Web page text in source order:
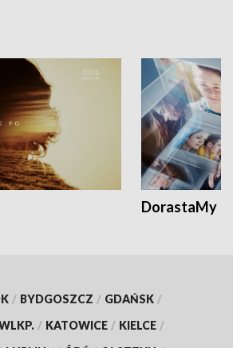
DorastaMy
/ BYDGOSZCZ / GDAŃSK /
/ KATOWICE / KIELCE /